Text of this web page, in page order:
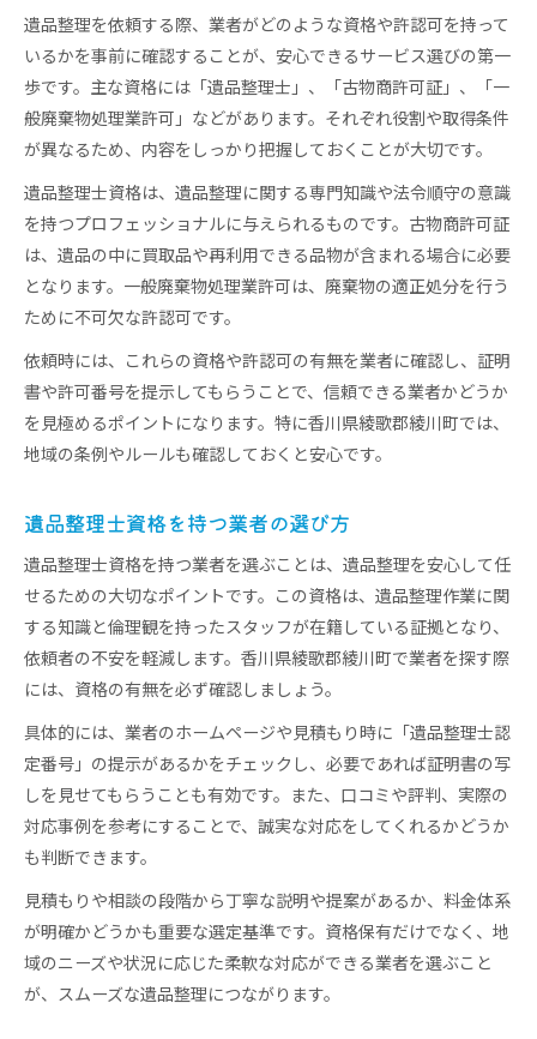
遺品整理を依頼する際、業者がどのような資格や許認可を持って
いるかを事前に確認することが、安心できるサービス選びの第一
歩です。主な資格には「遺品整理士」、「古物商許可証」、「一
般廃棄物処理業許可」などがあります。それぞれ役割や取得条件
が異なるため、内容をしっかり把握しておくことが大切です。
遺品整理士資格は、遺品整理に関する専門知識や法令順守の意識
を持つプロフェッショナルに与えられるものです。古物商許可証
は、遺品の中に買取品や再利用できる品物が含まれる場合に必要
となります。一般廃棄物処理業許可は、廃棄物の適正処分を行う
ために不可欠な許認可です。
依頼時には、これらの資格や許認可の有無を業者に確認し、証明
書や許可番号を提示してもらうことで、信頼できる業者かどうか
を見極めるポイントになります。特に香川県綾歌郡綾川町では、
地域の条例やルールも確認しておくと安心です。
遺品整理士資格を持つ業者の選び方
遺品整理士資格を持つ業者を選ぶことは、遺品整理を安心して任
せるための大切なポイントです。この資格は、遺品整理作業に関
する知識と倫理観を持ったスタッフが在籍している証拠となり、
依頼者の不安を軽減します。香川県綾歌郡綾川町で業者を探す際
には、資格の有無を必ず確認しましょう。
具体的には、業者のホームページや見積もり時に「遺品整理士認
定番号」の提示があるかをチェックし、必要であれば証明書の写
しを見せてもらうことも有効です。また、口コミや評判、実際の
対応事例を参考にすることで、誠実な対応をしてくれるかどうか
も判断できます。
見積もりや相談の段階から丁寧な説明や提案があるか、料金体系
が明確かどうかも重要な選定基準です。資格保有だけでなく、地
域のニーズや状況に応じた柔軟な対応ができる業者を選ぶこと
が、スムーズな遺品整理につながります。